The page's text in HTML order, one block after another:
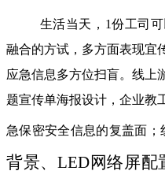
生活当天，1份工司
融合的方试，多方面表现宜
应急信息多方位扫盲。线上
题宣传单海报设计，企业教
急保密安全信息的复盖面；
背景、LED网络屏配